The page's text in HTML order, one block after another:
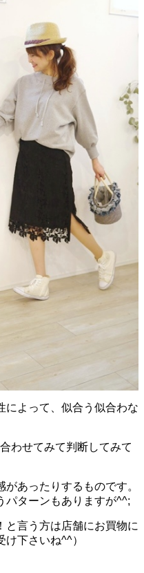
によって、似合う似合わな
わせてみて判断してみて
あったりするものです。
パターンもありますが^^;
と言う方は店舗にお買物に
け下さいね^^）